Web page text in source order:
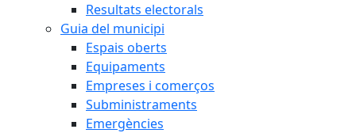
Resultats electorals
Guia del municipi
Espais oberts
Equipaments
Empreses i comerços
Subministraments
Emergències